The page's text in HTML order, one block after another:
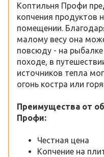
Коптильня Профи
копчения продуктов
помещении.
малому весу она
повсюду - на рыбалке
походе, в
источников тепла
огонь костра или
Преимущества от
Профи:
Честная цена
Копчение на